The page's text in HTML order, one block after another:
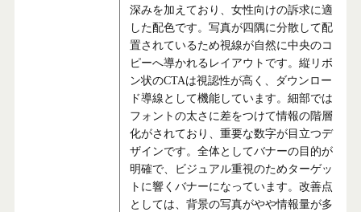
深みを加えており、女性向けの訴求に適
した配色です。写真が四隅に分散して配
置されているため視線が自然に中央のコ
ピーへ導かれるレイアウトです。縦リボ
ン状のCTAは視認性が高く、ダウンロー
ド導線として機能しています。細部では
フォントの太さに差をつけて情報の階層
化がされており、重要な数字が目立つデ
ザインです。全体としてバナーの目的が
明確で、ビジュアル重視のためターゲッ
トに響くバナーになっています。改善点
としては、背景の写真がやや情報量が多